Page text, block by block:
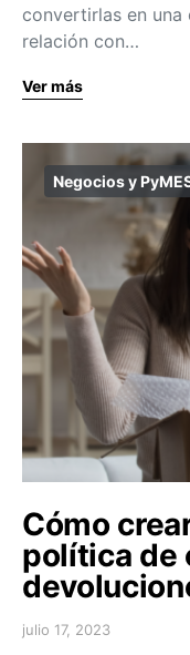
convertirlas en
relación con…
Ver más
Negocios y
Cómo
política de
julio 17, 2023